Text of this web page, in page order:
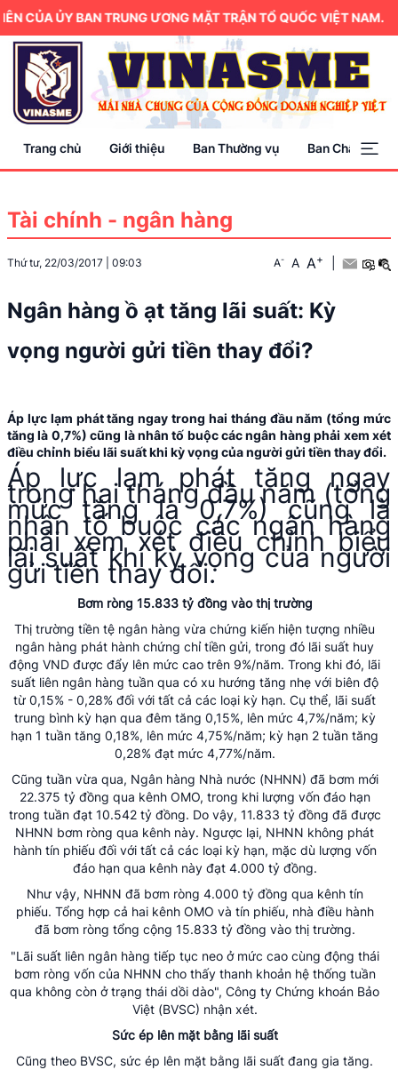
ỦY BAN TRUNG ƯƠNG MẶT TRẬN TỔ QUỐC VIỆT NAM.
Trang chủ Giới thiệu Ban Thường vụ Ban Chấp hành
Tài chính - ngân hàng
Thứ tư, 22/03/2017 09:03 A- A A+
Ngân hàng ồ ạt tăng lãi suất: Kỳ
vọng người gửi tiền thay đổi?
Áp lực lạm phát tăng ngay trong hai tháng đầu năm (tổng mức
tăng là 0,7%) cũng là nhân tố buộc các ngân hàng phải xem xét
điều chỉnh biểu lãi suất khi kỳ vọng của người gửi tiền thay đổi.
Áp lực lạm phát tăng ngay
trong hai tháng đầu năm (tổng
mức tăng là 0,7%) cũng là
nhân tố buộc các ngân hàng
phải xem xét điều chỉnh biểu
lãi suất khi kỳ vọng của người
gửi tiền thay đổi.
Bơm ròng 15.833 tỷ đồng vào thị trường
Thị trường tiền tệ ngân hàng vừa chứng kiến hiện tượng nhiều
ngân hàng phát hành chứng chỉ tiền gửi, trong đó lãi suất huy
động VND được đẩy lên mức cao trên 9%/năm. Trong khi đó, lãi
suất liên ngân hàng tuần qua có xu hướng tăng nhẹ với biên độ
từ 0,15% - 0,28% đối với tất cả các loại kỳ hạn. Cụ thể, lãi suất
trung bình kỳ hạn qua đêm tăng 0,15%, lên mức 4,7%/năm; kỳ
hạn 1 tuần tăng 0,18%, lên mức 4,75%/năm; kỳ hạn 2 tuần tăng
0,28% đạt mức 4,77%/năm.
Cũng tuần vừa qua, Ngân hàng Nhà nước (NHNN) đã bơm mới
22.375 tỷ đồng qua kênh OMO, trong khi lượng vốn đáo hạn
trong tuần đạt 10.542 tỷ đồng. Do vậy, 11.833 tỷ đồng đã được
NHNN bơm ròng qua kênh này. Ngược lại, NHNN không phát
hành tín phiếu đối với tất cả các loại kỳ hạn, mặc dù lượng vốn
đáo hạn qua kênh này đạt 4.000 tỷ đồng.
Như vậy, NHNN đã bơm ròng 4.000 tỷ đồng qua kênh tín
phiếu. Tổng hợp cả hai kênh OMO và tín phiếu, nhà điều hành
đã bơm ròng tổng cộng 15.833 tỷ đồng vào thị trường.
"Lãi suất liên ngân hàng tiếp tục neo ở mức cao cùng động thái
bơm ròng vốn của NHNN cho thấy thanh khoản hệ thống tuần
qua không còn ở trạng thái dồi dào", Công ty Chứng khoán Bảo
Việt (BVSC) nhận xét.
Sức ép lên mặt bằng lãi suất
Cũng theo BVSC, sức ép lên mặt bằng lãi suất đang gia tăng.